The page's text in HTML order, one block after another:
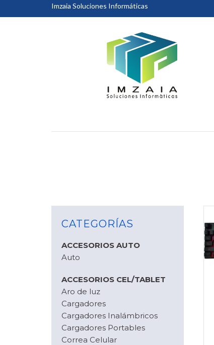
Imzaia Soluciones Informáticas
CATEGORÍAS
ACCESORIOS AUTO
Auto
ACCESORIOS CEL/TABLET
Aro de luz
Cargadores
Cargadores Inalámbricos
Cargadores Portables
Correa Celular